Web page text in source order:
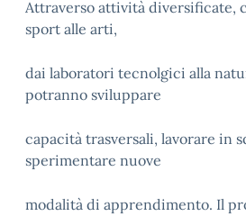
Attraverso attività diversificate,
sport alle arti,
dai laboratori tecnolgici alla
potranno sviluppare
capacità trasversali, lavorare in
sperimentare nuove
modalità di apprendimento. Il